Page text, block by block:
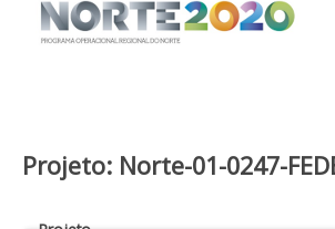
Projeto: Norte-01-0247-